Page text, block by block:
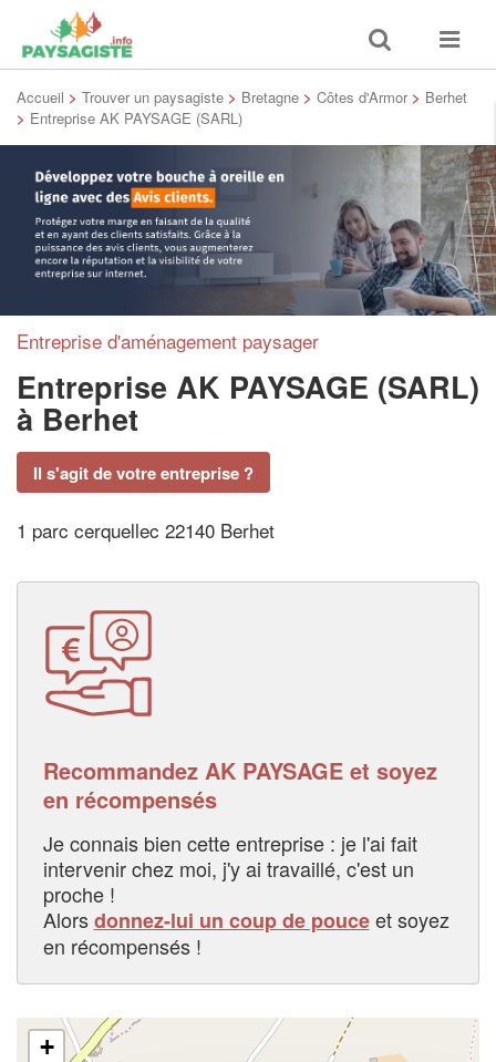
Toggle
search
Toggle
Accueil > Trouver un paysagiste > Bretagne > Côtes d'Armor > Berhet
> Entreprise AK PAYSAGE (SARL)
Entreprise d'aménagement paysager
Entreprise AK PAYSAGE (SARL)
à Berhet
Il s'agit de votre entreprise ?
1 parc cerquellec 22140 Berhet
Recommandez AK PAYSAGE et soyez
en récompensés
Je connais bien cette entreprise : je l'ai fait
intervenir chez moi, j'y ai travaillé, c'est un
proche !
Alorsdonnez-lui un coup de pouceet soyez
en récompensés !
+